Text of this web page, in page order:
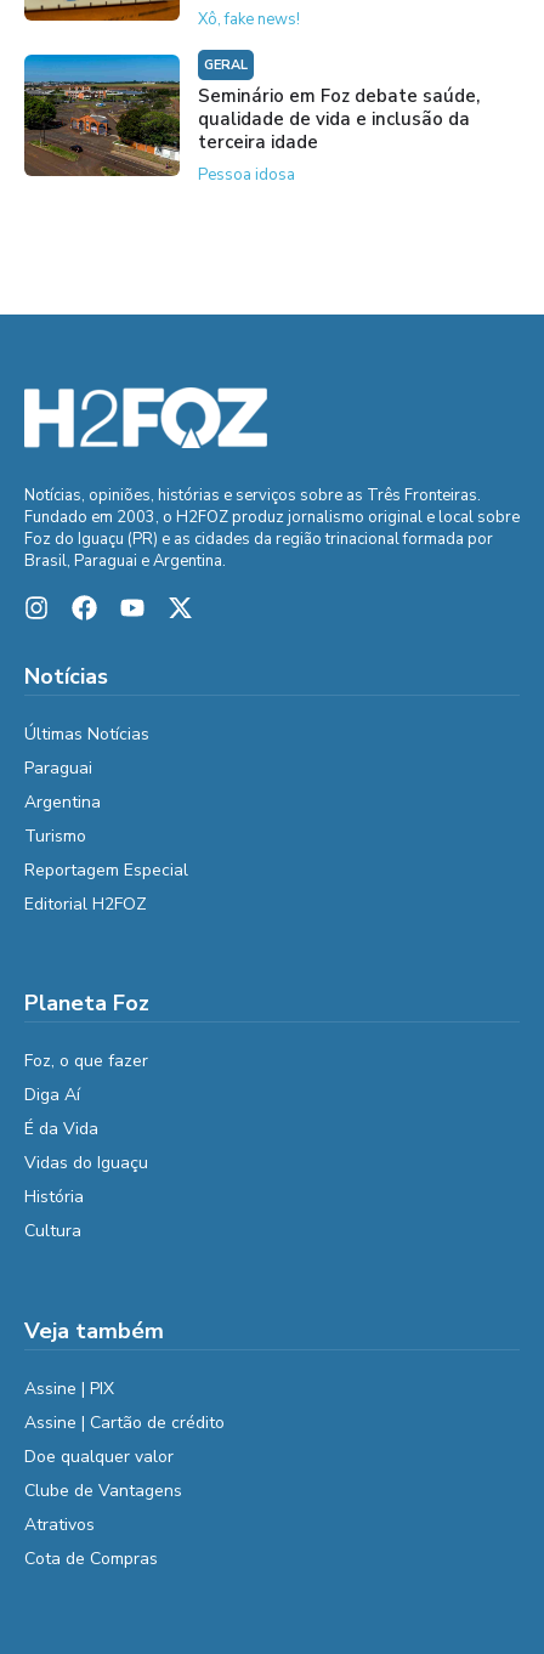
Xô, fake news!
GERAL
Seminário em Foz debate saúde,
qualidade de vida e inclusão da
terceira idade
Pessoa idosa
Notícias, opiniões, histórias e serviços sobre as Três Fronteiras.
Fundado em 2003, o H2FOZ produz jornalismo original e local sobre
Foz do Iguaçu (PR) e as cidades da região trinacional formada por
Brasil, Paraguai e Argentina.
Notícias
Últimas Notícias
Paraguai
Argentina
Turismo
Reportagem Especial
Editorial H2FOZ
Planeta Foz
Foz, o que fazer
Diga Aí
É da Vida
Vidas do Iguaçu
História
Cultura
Veja também
Assine | PIX
Assine | Cartão de crédito
Doe qualquer valor
Clube de Vantagens
Atrativos
Cota de Compras